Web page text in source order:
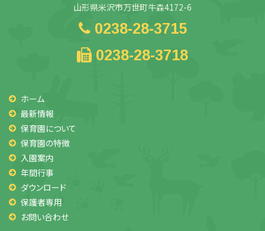
山形県米沢市万世町牛森4172-6
0238-28-3715
0238-28-3718
ホーム
最新情報
保育園について
保育園の特徴
入園案内
年間行事
ダウンロード
保護者専用
お問い合わせ